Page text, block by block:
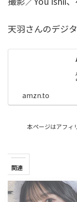
天羽さんのデジ
amzn.to
本ページはアフィ
関連